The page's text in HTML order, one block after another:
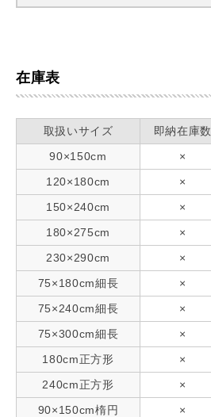
在庫表
取扱いサイズ 即納在庫数
90×150cm
×
120×180cm
×
150×240cm
×
180×275cm
×
230×290cm
×
75×180cm細長
×
75×240cm細長
×
75×300cm細長
×
180cm正方形
×
240cm正方形
×
90×150cm楕円
×